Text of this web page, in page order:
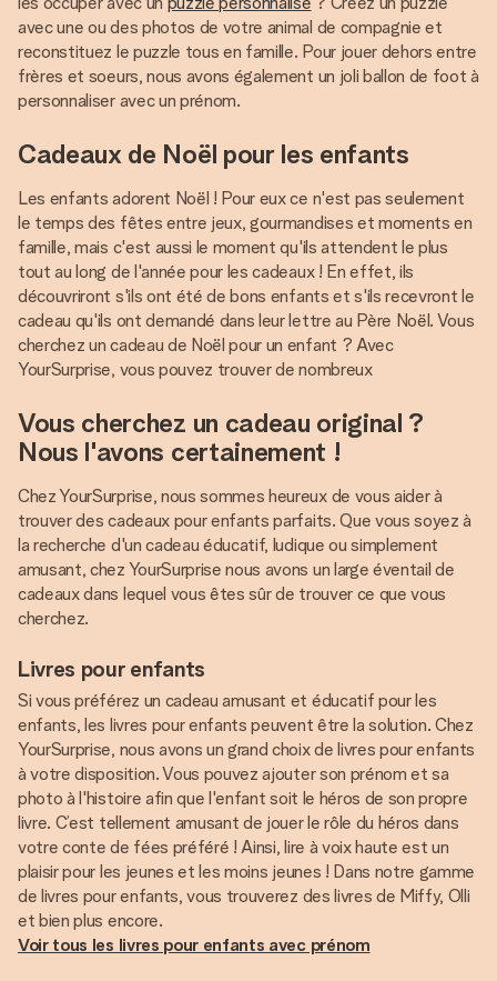
avec une ou des photos de votre animal de compagnie et
reconstituez le puzzle tous en famille. Pour jouer dehors entre
frères et soeurs, nous avons également un joli ballon de foot à
personnaliser avec un prénom.
Cadeaux de Noël pour les enfants
Les enfants adorent Noël ! Pour eux ce n'est pas seulement
le temps des fêtes entre jeux, gourmandises et moments en
famille, mais c'est aussi le moment qu'ils attendent le plus
tout au long de l'année pour les cadeaux ! En effet, ils
découvriront s'ils ont été de bons enfants et s'ils recevront le
cadeau qu'ils ont demandé dans leur lettre au Père Noël. Vous
cherchez un cadeau de Noël pour un enfant ? Avec
YourSurprise, vous pouvez trouver de nombreux
Vous cherchez un cadeau original ?
Nous l'avons certainement !
Chez YourSurprise, nous sommes heureux de vous aider à
trouver des cadeaux pour enfants parfaits. Que vous soyez à
la recherche d'un cadeau éducatif, ludique ou simplement
amusant, chez YourSurprise nous avons un large éventail de
cadeaux dans lequel vous êtes sûr de trouver ce que vous
cherchez.
Livres pour enfants
Si vous préférez un cadeau amusant et éducatif pour les
enfants, les livres pour enfants peuvent être la solution. Chez
YourSurprise, nous avons un grand choix de livres pour enfants
à votre disposition. Vous pouvez ajouter son prénom et sa
photo à l'histoire afin que l'enfant soit le héros de son propre
livre. C’est tellement amusant de jouer le rôle du héros dans
votre conte de fées préféré ! Ainsi, lire à voix haute est un
plaisir pour les jeunes et les moins jeunes ! Dans notre gamme
de livres pour enfants, vous trouverez des livres de Miffy, Olli
Voir tous les livres pour enfants avec prénom